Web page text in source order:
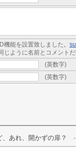
能を設置致しました。
じように名前とコメント
(英数字)
(英数字)
あれ、開かずの扉？